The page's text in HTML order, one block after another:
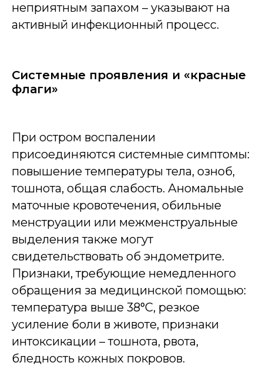
неприятным запахом – указывают на
активный инфекционный процесс.
Системные проявления и «красные
флаги»
При остром воспалении
присоединяются системные симптомы:
повышение температуры тела, озноб,
тошнота, общая слабость. Аномальные
маточные кровотечения, обильные
менструации или межменструальные
выделения также могут
свидетельствовать об эндометрите.
Признаки, требующие немедленного
обращения за медицинской помощью:
температура выше 38°C, резкое
усиление боли в животе, признаки
интоксикации – тошнота, рвота,
бледность кожных покровов.